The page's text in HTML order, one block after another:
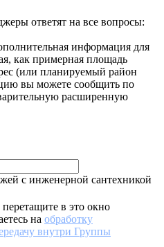
ответят на все вопросы:
информация для
как примерная площадь
(или планируемый район
вы можете сообщить по
расширенную
с инженерной сантехникой
в это окно
на обработку
внутри Группы